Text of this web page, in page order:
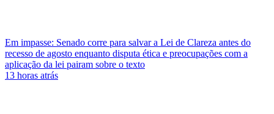
Em impasse: Senado corre para salvar a Lei de Clareza antes do
recesso de agosto enquanto disputa ética e preocupações com a
aplicação da lei pairam sobre o texto
13 horas atrás